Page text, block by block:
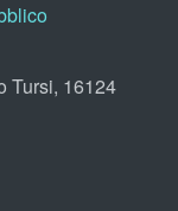
Tursi, 16124